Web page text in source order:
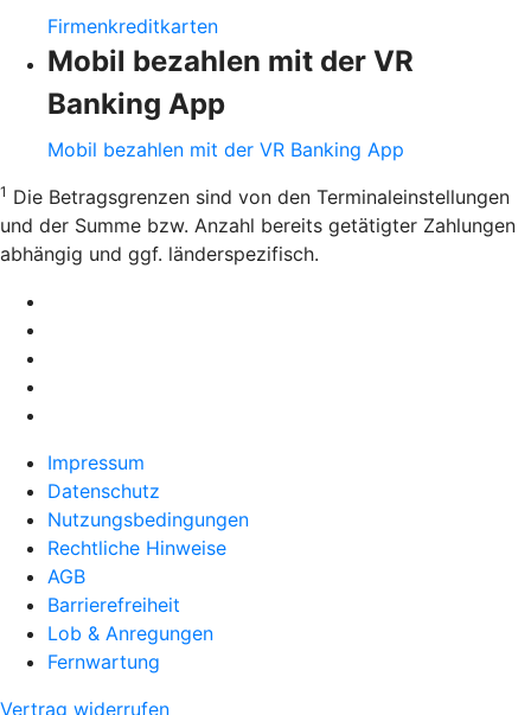
Firmenkreditkarten
Mobil bezahlen mit der VR
Banking App
Mobil bezahlen mit der VR Banking App
1 Die Betragsgrenzen sind von den Terminaleinstellungen
und der Summe bzw. Anzahl bereits getätigter Zahlungen
abhängig und ggf. länderspezifisch.
Impressum
Datenschutz
Nutzungsbedingungen
Rechtliche Hinweise
AGB
Barrierefreiheit
Lob & Anregungen
Fernwartung
Vertrag widerrufen